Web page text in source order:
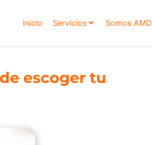
Inicio Servicios Somos AMD
escoger tu